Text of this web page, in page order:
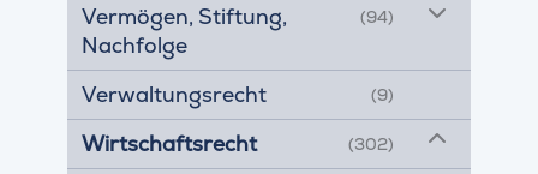
Vermögen, Stiftung,
Nachfolge
(94)
Verwaltungsrecht (9)
Wirtschaftsrecht (302)